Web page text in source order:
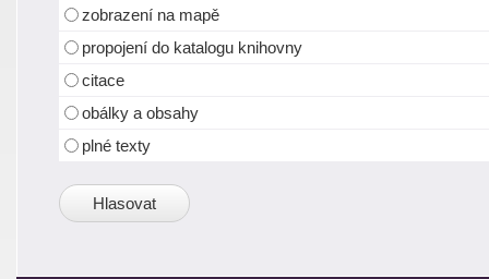
zobrazení na mapě
propojení do katalogu knihovny
citace
obálky a obsahy
plné texty